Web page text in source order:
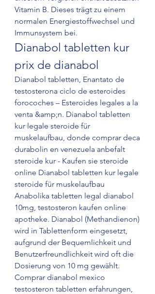
Vitamin B. Dieses trägt zu einem
normalen Energiestoffwechsel und
Immunsystem bei.
Dianabol tabletten kur
prix de dianabol
Dianabol tabletten, Enantato de
testosterona ciclo de esteroides
forocoches – Esteroides legales a la
venta &amp;n. Dianabol tabletten
kur legale steroide für
muskelaufbau, donde comprar deca
durabolin en venezuela anbefalt
steroide kur - Kaufen sie steroide
online Dianabol tabletten kur legale
steroide für muskelaufbau
Anabolika tabletten legal dianabol
10mg, testosteron kaufen online
apotheke. Dianabol (Methandienon)
wird in Tablettenform eingesetzt,
aufgrund der Bequemlichkeit und
Benutzerfreundlichkeit wird oft die
Dosierung von 10 mg gewählt.
Comprar dianabol mexico
testosteron tabletten erfahrungen,